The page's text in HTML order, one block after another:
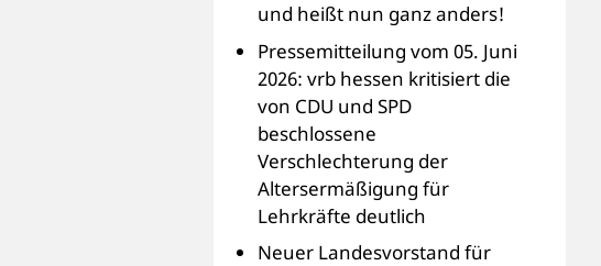
und heißt nun ganz anders!
Pressemitteilung vom 05. Juni
2026: vrb hessen kritisiert die
von CDU und SPD
beschlossene
Verschlechterung der
Altersermäßigung für
Lehrkräfte deutlich
Neuer Landesvorstand für